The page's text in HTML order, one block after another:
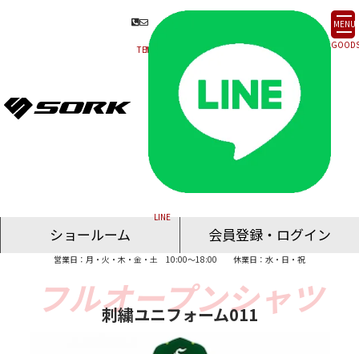
MENU
ショールーム
会員登録・ログイン
営業日：月・火・木・金・土 10:00～18:00 休業日：水・日・祝
刺繍ユニフォーム011